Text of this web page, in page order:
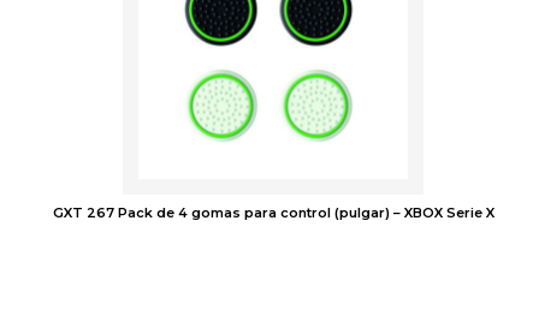
GXT 267 Pack de 4 gomas para control (pulgar) – XBOX Serie X